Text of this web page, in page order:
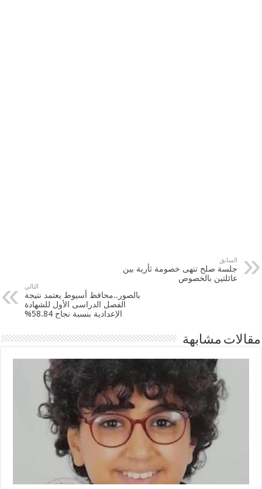
السابق
جلسة صلح تنهى خصومة ثأرية بين
عائلتين بالخصوص
التالي
بالصور..محافظ أسيوط يعتمد نتيجة
الفصل الدراسى الأول للشهادة
الإعدادية بنسبة نجاح 58.84%
مقالات مشابهة